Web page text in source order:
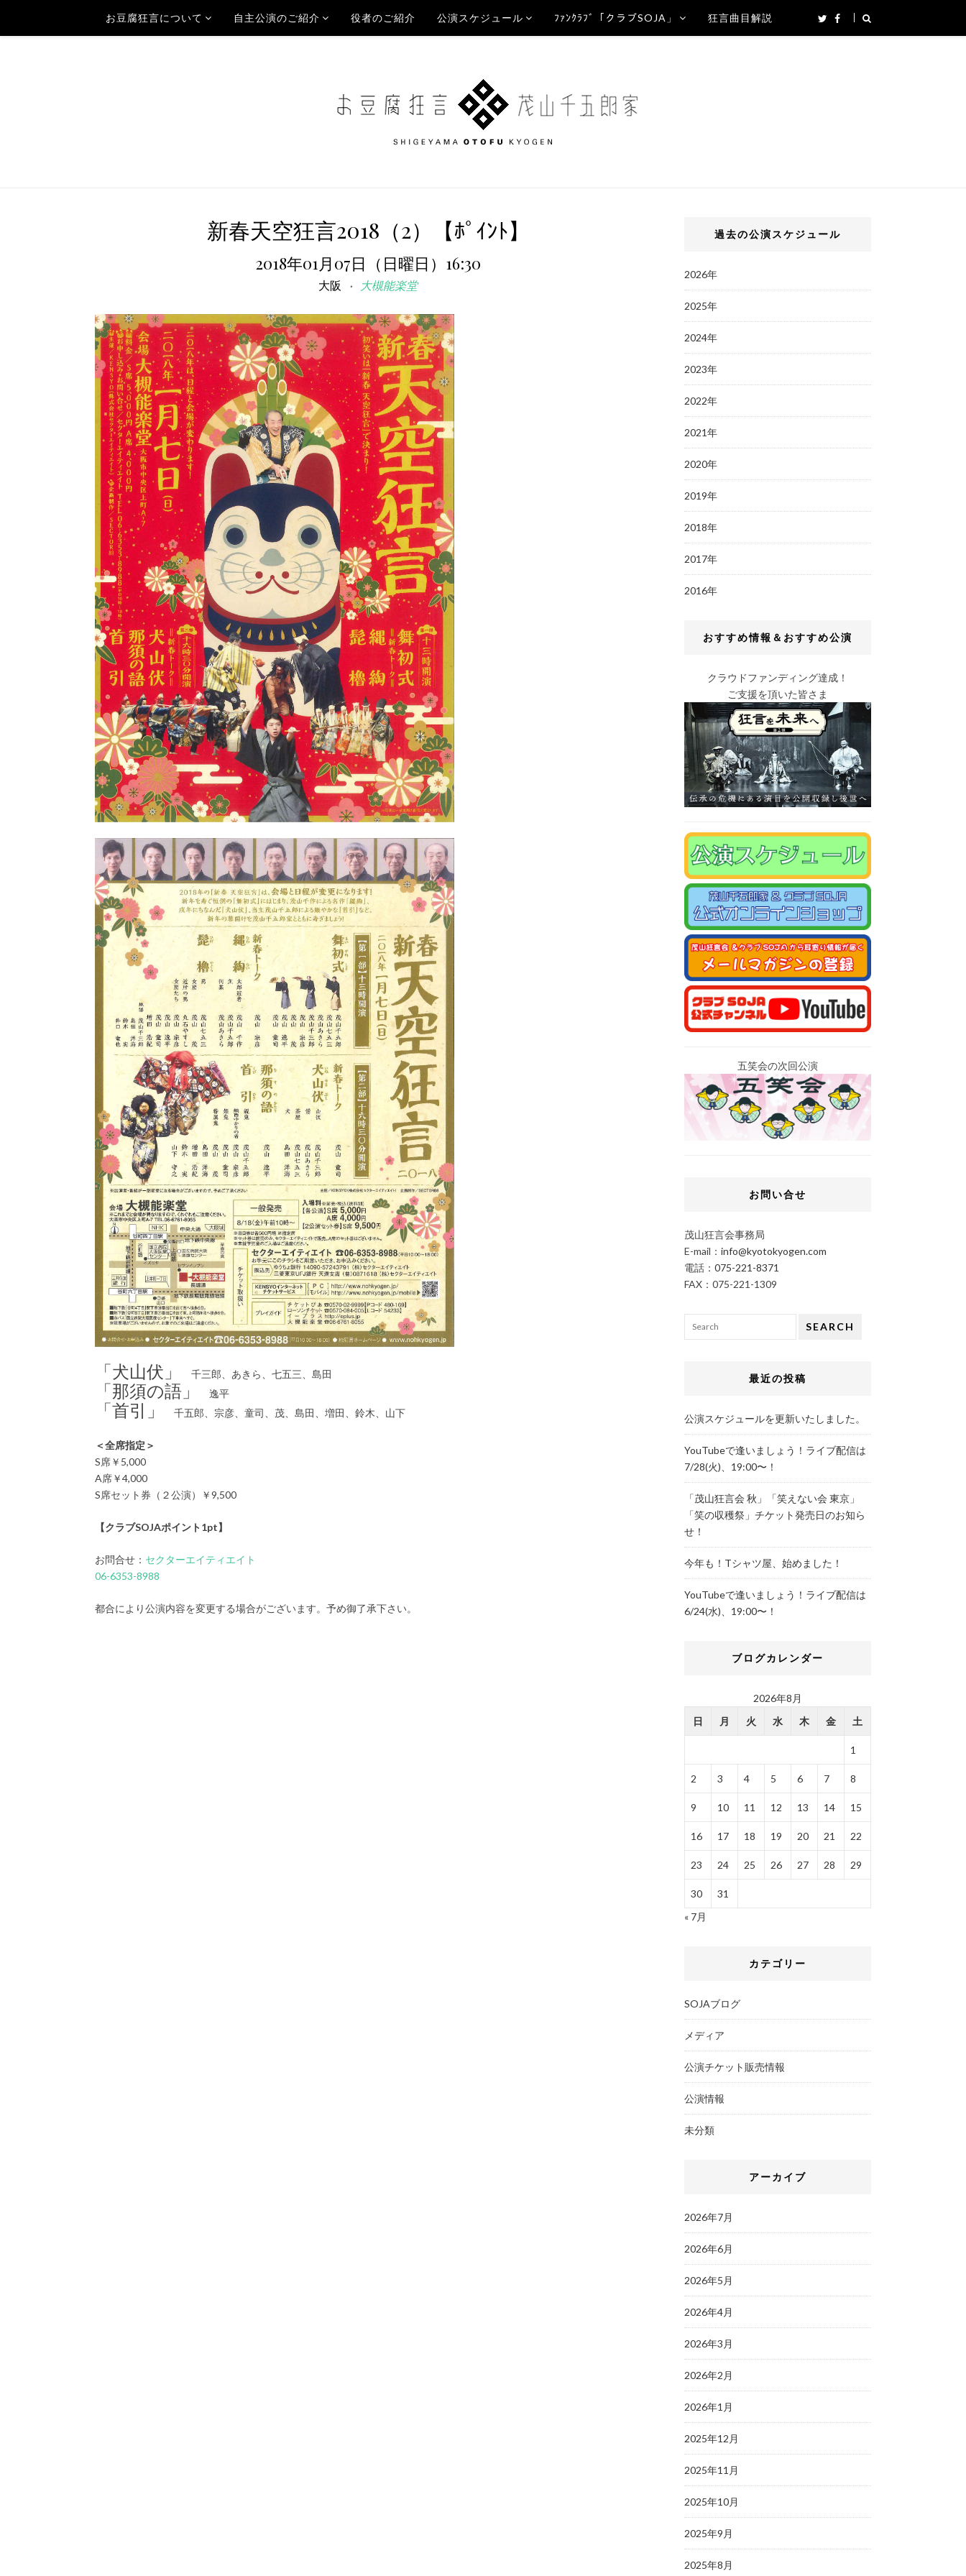
お豆腐狂言について 自主公演のご紹介 役者のご紹介 公演スケジュール ﾌｧﾝｸﾗﾌﾞ「クラブSOJA」 狂言曲目解説
新春天空狂言2018（2）【ﾎﾟｲﾝﾄ】
2018年01月07日（日曜日）16:30
大阪 大槻能楽堂
「犬山伏」 千三郎、あきら、七五三、島田
「那須の語」 逸平
「首引」 千五郎、宗彦、童司、茂、島田、増田、鈴木、山下
＜全席指定＞
S席￥5,000
A席￥4,000
S席セット券（２公演）￥9,500
【クラブSOJAポイント1pt】
お問合せ： セクターエイティエイト
06-6353-8988
都合により公演内容を変更する場合がございます。予め御了承下さい。
過去の公演スケジュール
2026年
2025年
2024年
2023年
2022年
2021年
2020年
2019年
2018年
2017年
2016年
おすすめ情報＆おすすめ公演
クラウドファンディング達成！
ご支援を頂いた皆さま
五笑会の次回公演
お問い合せ
茂山狂言会事務局
E-mail： info@kyotokyogen.com
電話： 075-221-8371
FAX：075-221-1309
SEARCH
最近の投稿
公演スケジュールを更新いたしました。
YouTubeで逢いましょう！ライブ配信は
7/28(火)、19:00〜！
「茂山狂言会 秋」「笑えない会 東京」
「笑の収穫祭」チケット発売日のお知ら
せ！
今年も！Tシャツ屋、始めました！
YouTubeで逢いましょう！ライブ配信は
6/24(水)、19:00〜！
ブログカレンダー
2026年8月
日
月 火 水 木 金 土
1
2 3 4 5 6 7 8
9 10 11 12 13 14 15
16 17 18 19 20 21 22
23 24 25 26 27 28 29
30
31
« 7月
カテゴリー
SOJAブログ
メディア
公演チケット販売情報
公演情報
未分類
アーカイブ
2026年7月
2026年6月
2026年5月
2026年4月
2026年3月
2026年2月
2026年1月
2025年12月
2025年11月
2025年10月
2025年9月
2025年8月